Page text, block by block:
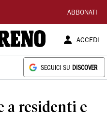
ABBONATI
ACCEDI
SEGUICI SU DISCOVER
a residenti e